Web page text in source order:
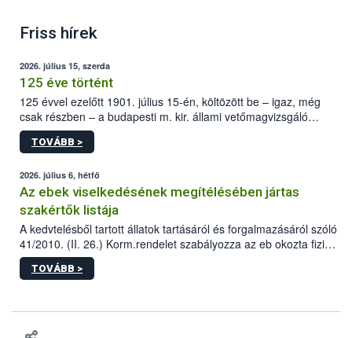
Friss hírek
2026. július 15, szerda
125 éve történt
125 évvel ezelőtt 1901. július 15-én, költözött be – igaz, még
csak részben – a budapesti m. kir. állami vetőmagvizsgáló
állomás a Kis Rókus utca 15. szám alatti, Czigler Győző által
tervezett új épületébe.
TOVÁBB >
2026. július 6, hétfő
Az ebek viselkedésének megítélésében jártas
szakértők listája
A kedvtelésből tartott állatok tartásáról és forgalmazásáról szóló
41/2010. (II. 26.) Korm.rendelet szabályozza az eb okozta fizikai
sérülés, illetve ennek veszélye keletkezésekor felmerülő
hatósági feladatokat, valamint a veszélyes eb tartását és annak
TOVÁBB >